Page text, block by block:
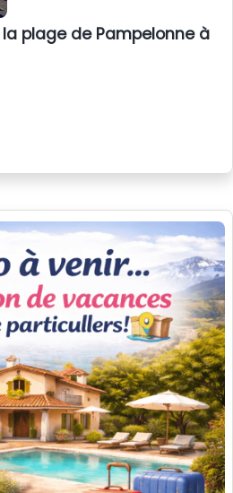
plage de Pampelonne à